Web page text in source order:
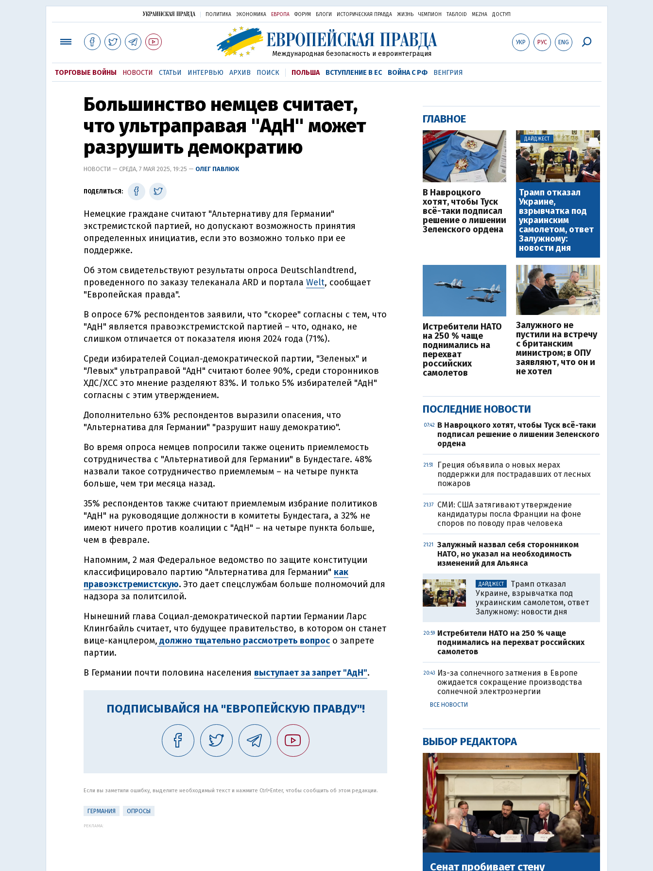
ПОЛИТИКА ЭКОНОМИКА ЕВРОПА ФОРУМ БЛОГИ ИСТОРИЧЕСКАЯ ПРАВДА ЖИЗНЬ ЧЕМПИОН ТАБЛОID MEZHA ДОСТУП
УКР РУС ENG
Международная безопасность и евроинтеграция
ТОРГОВЫЕ ВОЙНЫ НОВОСТИ СТАТЬИ ИНТЕРВЬЮ АРХИВ ПОИСК ПОЛЬША ВСТУПЛЕНИЕ В ЕС ВОЙНА С РФ ВЕНГРИЯ
Большинство немцев считает,
что ультраправая "АдН" может
разрушить демократию
НОВОСТИ — СРЕДА, 7 МАЯ 2025, 19:25 — ОЛЕГ ПАВЛЮК
ПОДЕЛИТЬСЯ:
Немецкие граждане считают "Альтернативу для Германии"
экстремистской партией, но допускают возможность принятия
определенных инициатив, если это возможно только при ее
поддержке.
Об этом свидетельствуют результаты опроса Deutschlandtrend,
проведенного по заказу телеканала ARD и портала Welt, сообщает
"Европейская правда".
В опросе 67% респондентов заявили, что "скорее" согласны с тем, что
"АдН" является правоэкстремистской партией – что, однако, не
слишком отличается от показателя июня 2024 года (71%).
Среди избирателей Социал-демократической партии, "Зеленых" и
"Левых" ультраправой "АдН" считают более 90%, среди сторонников
ХДС/ХСС это мнение разделяют 83%. И только 5% избирателей "АдН"
согласны с этим утверждением.
Дополнительно 63% респондентов выразили опасения, что
"Альтернатива для Германии" "разрушит нашу демократию".
Во время опроса немцев попросили также оценить приемлемость
сотрудничества с "Альтернативой для Германии" в Бундестаге. 48%
назвали такое сотрудничество приемлемым – на четыре пункта
больше, чем три месяца назад.
35% респондентов также считают приемлемым избрание политиков
"АдН" на руководящие должности в комитеты Бундестага, а 32% не
имеют ничего против коалиции с "АдН" – на четыре пункта больше,
чем в феврале.
Напомним, 2 мая Федеральное ведомство по защите конституции
классифицировало партию "Альтернатива для Германии" как
правоэкстремистскую. Это дает спецслужбам больше полномочий для
надзора за политсилой.
Нынешний глава Социал-демократической партии Германии Ларс
Клингбайль считает, что будущее правительство, в котором он станет
вице-канцлером, должно тщательно рассмотреть вопрос о запрете
партии.
В Германии почти половина населения выступает за запрет "АдН".
ПОДПИСЫВАЙСЯ НА "ЕВРОПЕЙСКУЮ ПРАВДУ"!
Если вы заметили ошибку, выделите необходимый текст и нажмите Ctrl+Enter, чтобы сообщить об этом редакции.
ГЕРМАНИЯ ОПРОСЫ
РЕКЛАМА:
ГЛАВНОЕ
В Навроцкого
хотят, чтобы Туск
всё-таки подписал
решение о лишении
Зеленского ордена
ДАЙДЖЕСТ
Трамп отказал
Украине,
взрывчатка под
украинским
самолетом, ответ
Залужному:
новости дня
Истребители НАТО
на 250 % чаще
поднимались на
перехват
российских
самолетов
Залужного не
пустили на встречу
с британским
министром; в ОПУ
заявляют, что он и
не хотел
ПОСЛЕДНИЕ НОВОСТИ
07:42 В Навроцкого хотят, чтобы Туск всё-таки
подписал решение о лишении Зеленского
ордена
21:51
Греция объявила о новых мерах
поддержки для пострадавших от лесных
пожаров
21:37
СМИ: США затягивают утверждение
кандидатуры посла Франции на фоне
споров по поводу прав человека
21:21
Залужный назвал себя сторонником
НАТО, но указал на необходимость
изменений для Альянса
ДАЙДЖЕСТ
Трамп отказал
Украине, взрывчатка под
украинским самолетом, ответ
Залужному: новости дня
20:59 Истребители НАТО на 250 % чаще
поднимались на перехват российских
самолетов
20:43
Из-за солнечного затмения в Европе
ожидается сокращение производства
солнечной электроэнергии
ВСЕ НОВОСТИ
ВЫБОР РЕДАКТОРА
Сенат пробивает стену